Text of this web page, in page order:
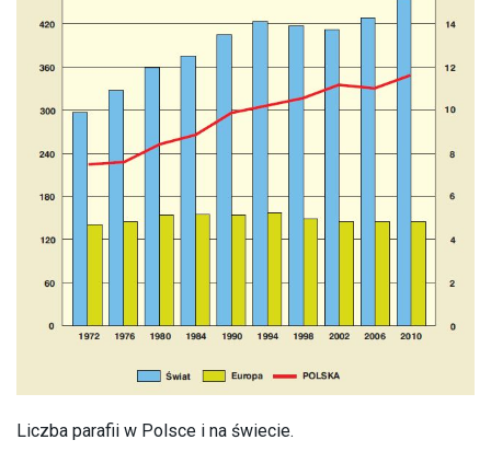
Liczba parafii w Polsce i na świecie.